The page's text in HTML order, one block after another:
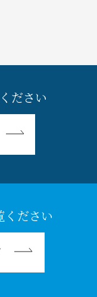
ださい
ください